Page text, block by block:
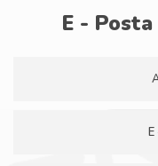
E - Posta